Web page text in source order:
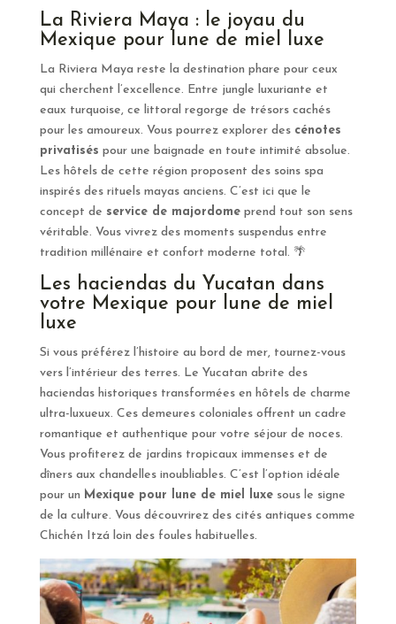
La Riviera Maya : le joyau du
Mexique pour lune de miel luxe
La Riviera Maya reste la destination phare pour ceux
qui cherchent l’excellence. Entre jungle luxuriante et
eaux turquoise, ce littoral regorge de trésors cachés
pour les amoureux. Vous pourrez explorer des cénotes
privatisés pour une baignade en toute intimité absolue.
Les hôtels de cette région proposent des soins spa
inspirés des rituels mayas anciens. C’est ici que le
concept de service de majordomeprend tout son sens
véritable. Vous vivrez des moments suspendus entre
tradition millénaire et confort moderne total. 🌴
Les haciendas du Yucatan dans
votre Mexique pour lune de miel
luxe
Si vous préférez l’histoire au bord de mer, tournez-vous
vers l’intérieur des terres. Le Yucatan abrite des
haciendas historiques transformées en hôtels de charme
ultra-luxueux. Ces demeures coloniales offrent un cadre
romantique et authentique pour votre séjour de noces.
Vous profiterez de jardins tropicaux immenses et de
dîners aux chandelles inoubliables. C’est l’option idéale
pour un Mexique pour lune de miel luxesous le signe
de la culture. Vous découvrirez des cités antiques comme
Chichén Itzá loin des foules habituelles.